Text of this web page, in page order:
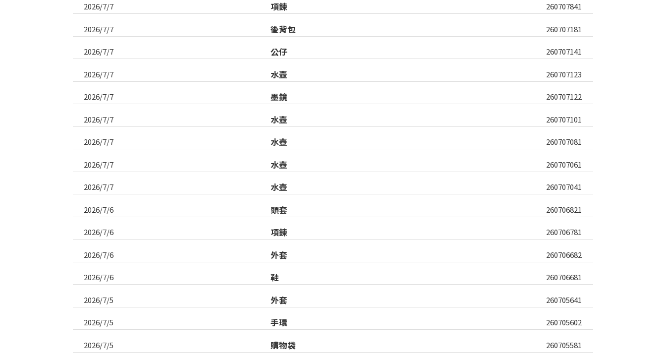
2026/7/7 項鍊 260707841
2026/7/7 後背包 260707181
2026/7/7 公仔 260707141
2026/7/7 水壺 260707123
2026/7/7 墨鏡 260707122
2026/7/7 水壺 260707101
2026/7/7 水壺 260707081
2026/7/7 水壺 260707061
2026/7/7 水壺 260707041
2026/7/6 頭套 260706821
2026/7/6 項鍊 260706781
2026/7/6 外套 260706682
2026/7/6 鞋 260706681
2026/7/5 外套 260705641
2026/7/5 手環 260705602
2026/7/5 購物袋 260705581